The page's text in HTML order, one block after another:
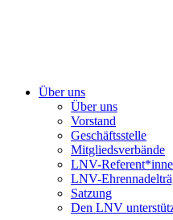
Über uns
Über uns
Vorstand
Geschäftsstelle
Mitgliedsverbände
LNV-
LNV-
Satzung
Den LNV